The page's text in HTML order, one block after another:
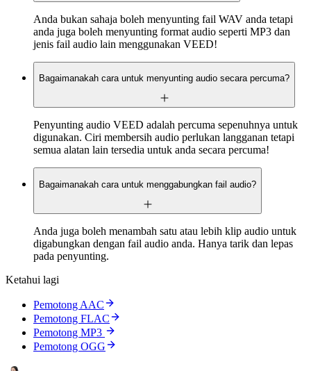
Anda bukan sahaja boleh menyunting fail WAV anda tetapi
anda juga boleh menyunting format audio seperti MP3 dan
jenis fail audio lain menggunakan VEED!
Bagaimanakah cara untuk menyunting audio secara percuma?
Penyunting audio VEED adalah percuma sepenuhnya untuk
digunakan. Ciri membersih audio perlukan langganan tetapi
semua alatan lain tersedia untuk anda secara percuma!
Bagaimanakah cara untuk menggabungkan fail audio?
Anda juga boleh menambah satu atau lebih klip audio untuk
digabungkan dengan fail audio anda. Hanya tarik dan lepas
pada penyunting.
Ketahui lagi
Pemotong AAC
Pemotong FLAC
Pemotong MP3
Pemotong OGG